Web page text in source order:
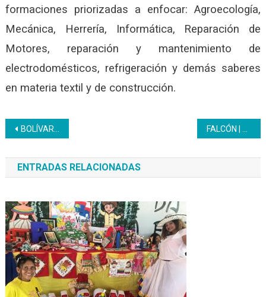
formaciones priorizadas a enfocar: Agroecología,
Mecánica, Herrería, Informática, Reparación de
Motores, reparación y mantenimiento de
electrodomésticos, refrigeración y demás saberes
en materia textil y de construcción.
Navegación
de
entradas
BOLÍVAR | Trabajadores reciben kit escolar para sus hijos
ENTRADAS RELACIONADAS